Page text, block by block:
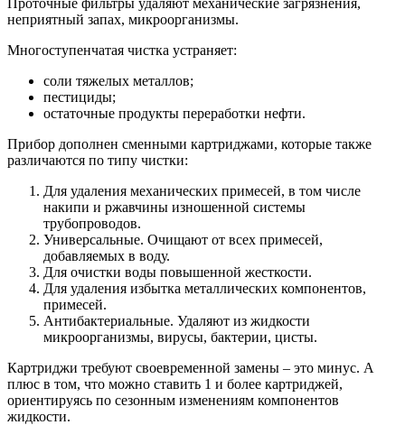
неприятный запах, микроорганизмы.
Многоступенчатая чистка устраняет:
соли тяжелых металлов;
пестициды;
остаточные продукты переработки нефти.
Прибор дополнен сменными картриджами, которые также
различаются по типу чистки:
Для удаления механических примесей, в том числе
накипи и ржавчины изношенной системы
трубопроводов.
Универсальные. Очищают от всех примесей,
добавляемых в воду.
Для очистки воды повышенной жесткости.
Для удаления избытка металлических компонентов,
примесей.
Антибактериальные. Удаляют из жидкости
микроорганизмы, вирусы, бактерии, цисты.
Картриджи требуют своевременной замены – это минус. А
плюс в том, что можно ставить 1 и более картриджей,
ориентируясь по сезонным изменениям компонентов
жидкости.